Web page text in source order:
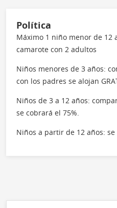
Política
Máximo 1 niño menor de 12
camarote con 2 adultos
Niños menores de 3 años:
con los padres se alojan
Niños de 3 a 12 años:
se cobrará el 75%.
Niños a partir de 12 años: